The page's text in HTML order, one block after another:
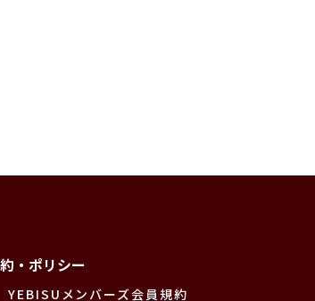
・ポリシー
YEBISUメンバーズ会員規約